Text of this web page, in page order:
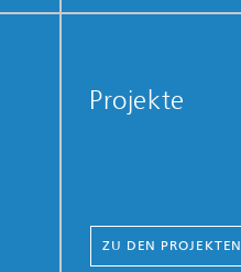
Projekte
ZU DEN PROJEKTEN